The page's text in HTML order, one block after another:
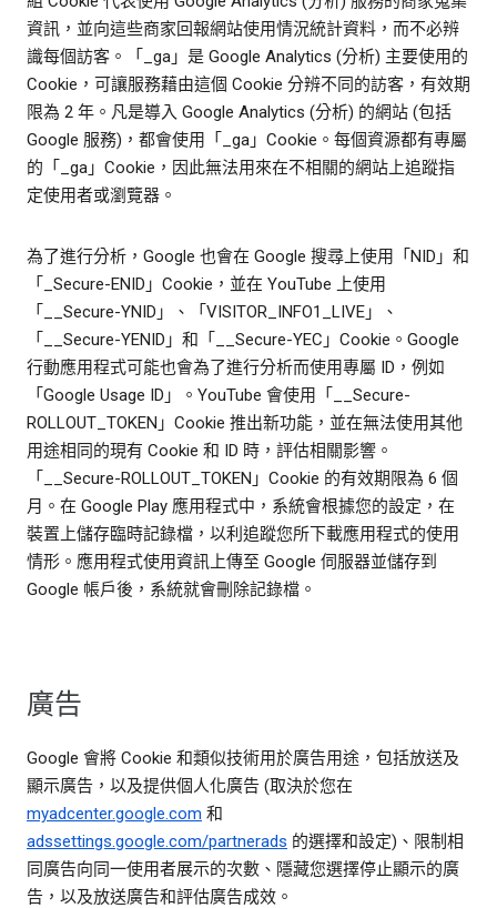
資訊，並向這些商家回報網站使用情況統計資料，而不必辨
識每個訪客。「_ga」是 Google Analytics (分析) 主要使用的
Cookie，可讓服務藉由這個 Cookie 分辨不同的訪客，有效期
限為 2 年。凡是導入 Google Analytics (分析) 的網站 (包括
Google 服務)，都會使用「_ga」Cookie。每個資源都有專屬
的「_ga」Cookie，因此無法用來在不相關的網站上追蹤指
定使用者或瀏覽器。
為了進行分析，Google 也會在 Google 搜尋上使用「NID」和
「_Secure-ENID」Cookie，並在 YouTube 上使用
「__Secure-YNID」、「VISITOR_INFO1_LIVE」、
「__Secure-YENID」和「__Secure-YEC」Cookie。Google
行動應用程式可能也會為了進行分析而使用專屬 ID，例如
「Google Usage ID」。YouTube 會使用「__Secure-
ROLLOUT_TOKEN」Cookie 推出新功能，並在無法使用其他
用途相同的現有 Cookie 和 ID 時，評估相關影響。
「__Secure-ROLLOUT_TOKEN」Cookie 的有效期限為 6 個
月。在 Google Play 應用程式中，系統會根據您的設定，在
裝置上儲存臨時記錄檔，以利追蹤您所下載應用程式的使用
情形。應用程式使用資訊上傳至 Google 伺服器並儲存到
Google 帳戶後，系統就會刪除記錄檔。
廣告
Google 會將 Cookie 和類似技術用於廣告用途，包括放送及
顯示廣告，以及提供個人化廣告 (取決於您在
myadcenter.google.com 和
adssettings.google.com/partnerads 的選擇和設定)、限制相
同廣告向同一使用者展示的次數、隱藏您選擇停止顯示的廣
告，以及放送廣告和評估廣告成效。